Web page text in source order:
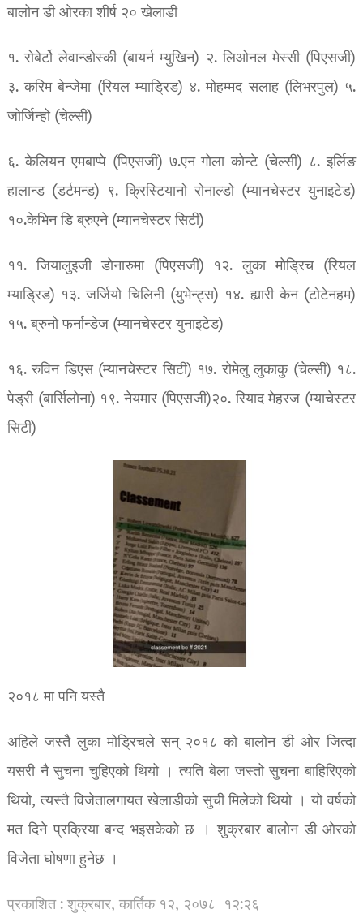
बालोन डी ओरका शीर्ष २० खेलाडी
१. रोबेर्टो लेवान्डोस्की (बायर्न म्युखिन) २. लिओनल मेस्सी (पिएसजी)
३. करिम बेन्जेमा (रियल म्याड्रिड) ४. मोहम्मद सलाह (लिभरपुल) ५.
जोर्जिन्हो (चेल्सी)
६. केलियन एमबाप्पे (पिएसजी) ७.एन गोला कोन्टे (चेल्सी) ८. इर्लिङ
हालान्ड (डर्टमन्ड) ९. क्रिस्टियानो रोनाल्डो (म्यानचेस्टर युनाइटेड)
१०.केभिन डि ब्रुएने (म्यानचेस्टर सिटी)
११. जियालुइजी डोनारुमा (पिएसजी) १२. लुका मोड्रिच (रियल
म्याड्रिड) १३. जर्जियो चिलिनी (युभेन्ट्स) १४. ह्यारी केन (टोटेनहम)
१५. ब्रुनो फर्नान्डेज (म्यानचेस्टर युनाइटेड)
१६. रुविन डिएस (म्यानचेस्टर सिटी) १७. रोमेलु लुकाकु (चेल्सी) १८.
पेड्री (बार्सिलोना) १९. नेयमार (पिएसजी)२०. रियाद मेहरज (म्याचेस्टर
सिटी)
२०१८ मा पनि यस्तै
अहिले जस्तै लुका मोड्रिचले सन् २०१८ को बालोन डी ओर जित्दा
यसरी नै सुचना चुहिएको थियो । त्यति बेला जस्तो सुचना बाहिरिएको
थियो, त्यस्तै विजेतालगायत खेलाडीको सुची मिलेको थियो । यो वर्षको
मत दिने प्रक्रिया बन्द भइसकेको छ । शुक्रबार बालोन डी ओरको
विजेता घोषणा हुनेछ ।
प्रकाशित : शुक्रबार, कार्तिक १२, २०७८ १२:२६